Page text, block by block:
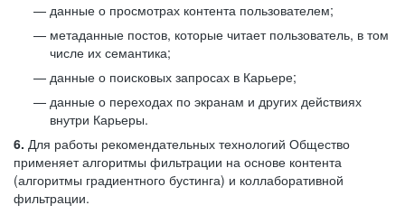
данные о просмотрах контента пользователем;
метаданные постов, которые читает пользователь, в том
числе их семантика;
данные о поисковых запросах в Карьере;
данные о переходах по экранам и других действиях
внутри Карьеры.
6. Для работы рекомендательных технологий Общество
применяет алгоритмы фильтрации на основе контента
(алгоритмы градиентного бустинга) и коллаборативной
фильтрации.